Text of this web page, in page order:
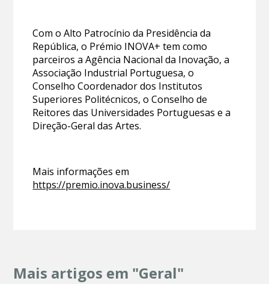
Com o Alto Patrocínio da Presidência da
República, o Prémio INOVA+ tem como
parceiros a Agência Nacional da Inovação, a
Associação Industrial Portuguesa, o
Conselho Coordenador dos Institutos
Superiores Politécnicos, o Conselho de
Reitores das Universidades Portuguesas e a
Direção-Geral das Artes.
Mais informações em
https://premio.inova.business/
Mais artigos em "Geral"